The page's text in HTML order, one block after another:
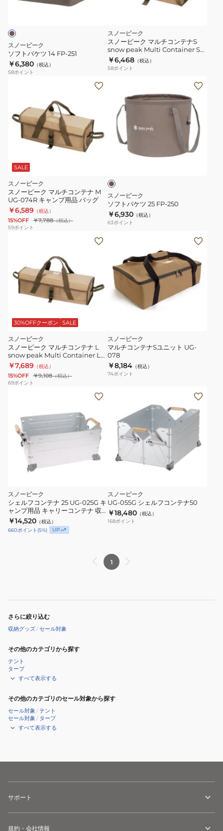
251
スノーピーク
ソフトバケツ 14 FP-251
￥6,380 （税込）
58ポイント
スノーピーク
スノーピーク マルチコンテナS
snow peak Multi Container S
UG-073R
￥6,468 （税込）
58ポイント
SALE
スノーピーク
スノーピーク マルチコンテナ M
UG-074R キャンプ用品 バッグ
￥6,589 （税込）
15%OFF ￥7,788（税込）
59ポイント
250
ブ
スノーピーク
ソフトバケツ 25 FP-250
￥6,930 （税込）
63ポイント
30%OFFクーポン SALE
スノーピーク
スノーピーク マルチコンテナ L
snow peak Multi Container L
UG-075R
￥7,689 （税込）
15%OFF ￥9,108（税込）
69ポイント
スノーピーク
マルチコンテナSユニット UG-
078
￥8,184 （税込）
74ポイント
スノーピーク
シェルフコンテナ 25 UG-025G キ
ャンプ用品 キャリーコンテナ 収
納 インテリア アウトドア キャン
￥14,520 （税込）
660ポイント (5%) UP
スノーピーク
UG-055G シェルフコンテナ50
￥18,480 （税込）
168ポイント
1
さらに絞り込む
収納グッズ/セール対象
その他のカテゴリから探す
テント
タープ
すべて表示する
その他のカテゴリのセール対象から探す
セール対象 /テント
セール対象 / タープ
すべて表示する
サポート
規約・会社情報